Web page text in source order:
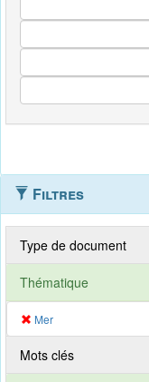
Filtres
Type de document
Thématique
Mer
Mots clés